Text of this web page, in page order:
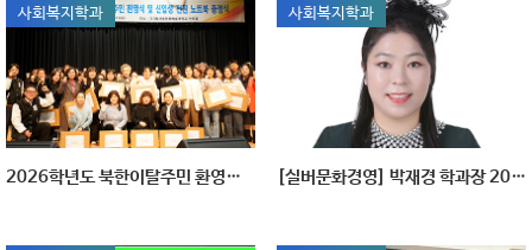
사회복지학과
2026학년도 북한이탈주민 환영식 및 노트북 증정식 개최
사회복지학과
[실버문화경영] 박재경 학과장 2023 글로벌 신 한국인 대상 수상